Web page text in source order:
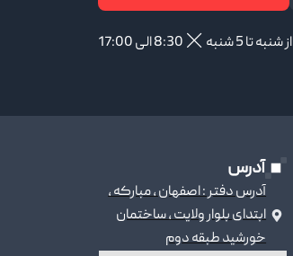
8:30 الی 17:00 از شنبه تا 5 شنبه
آدرس
آدرس دفتر : اصفهان ، مبارکه ،
ابتدای بلوار ولایت ، ساختمان
خورشید طبقه دوم